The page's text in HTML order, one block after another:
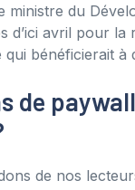
ministre du
d’ici avril pour
bénéficierait à
de
de nos